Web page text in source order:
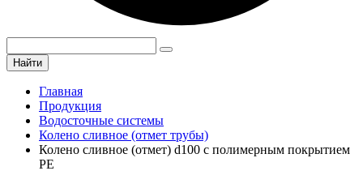
Найти
Главная
Продукция
Водосточные системы
Колено сливное (отмет трубы)
Колено сливное (отмет) d100 с полимерным покрытием
PE